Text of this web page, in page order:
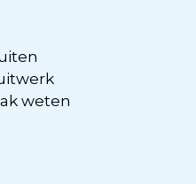
weten